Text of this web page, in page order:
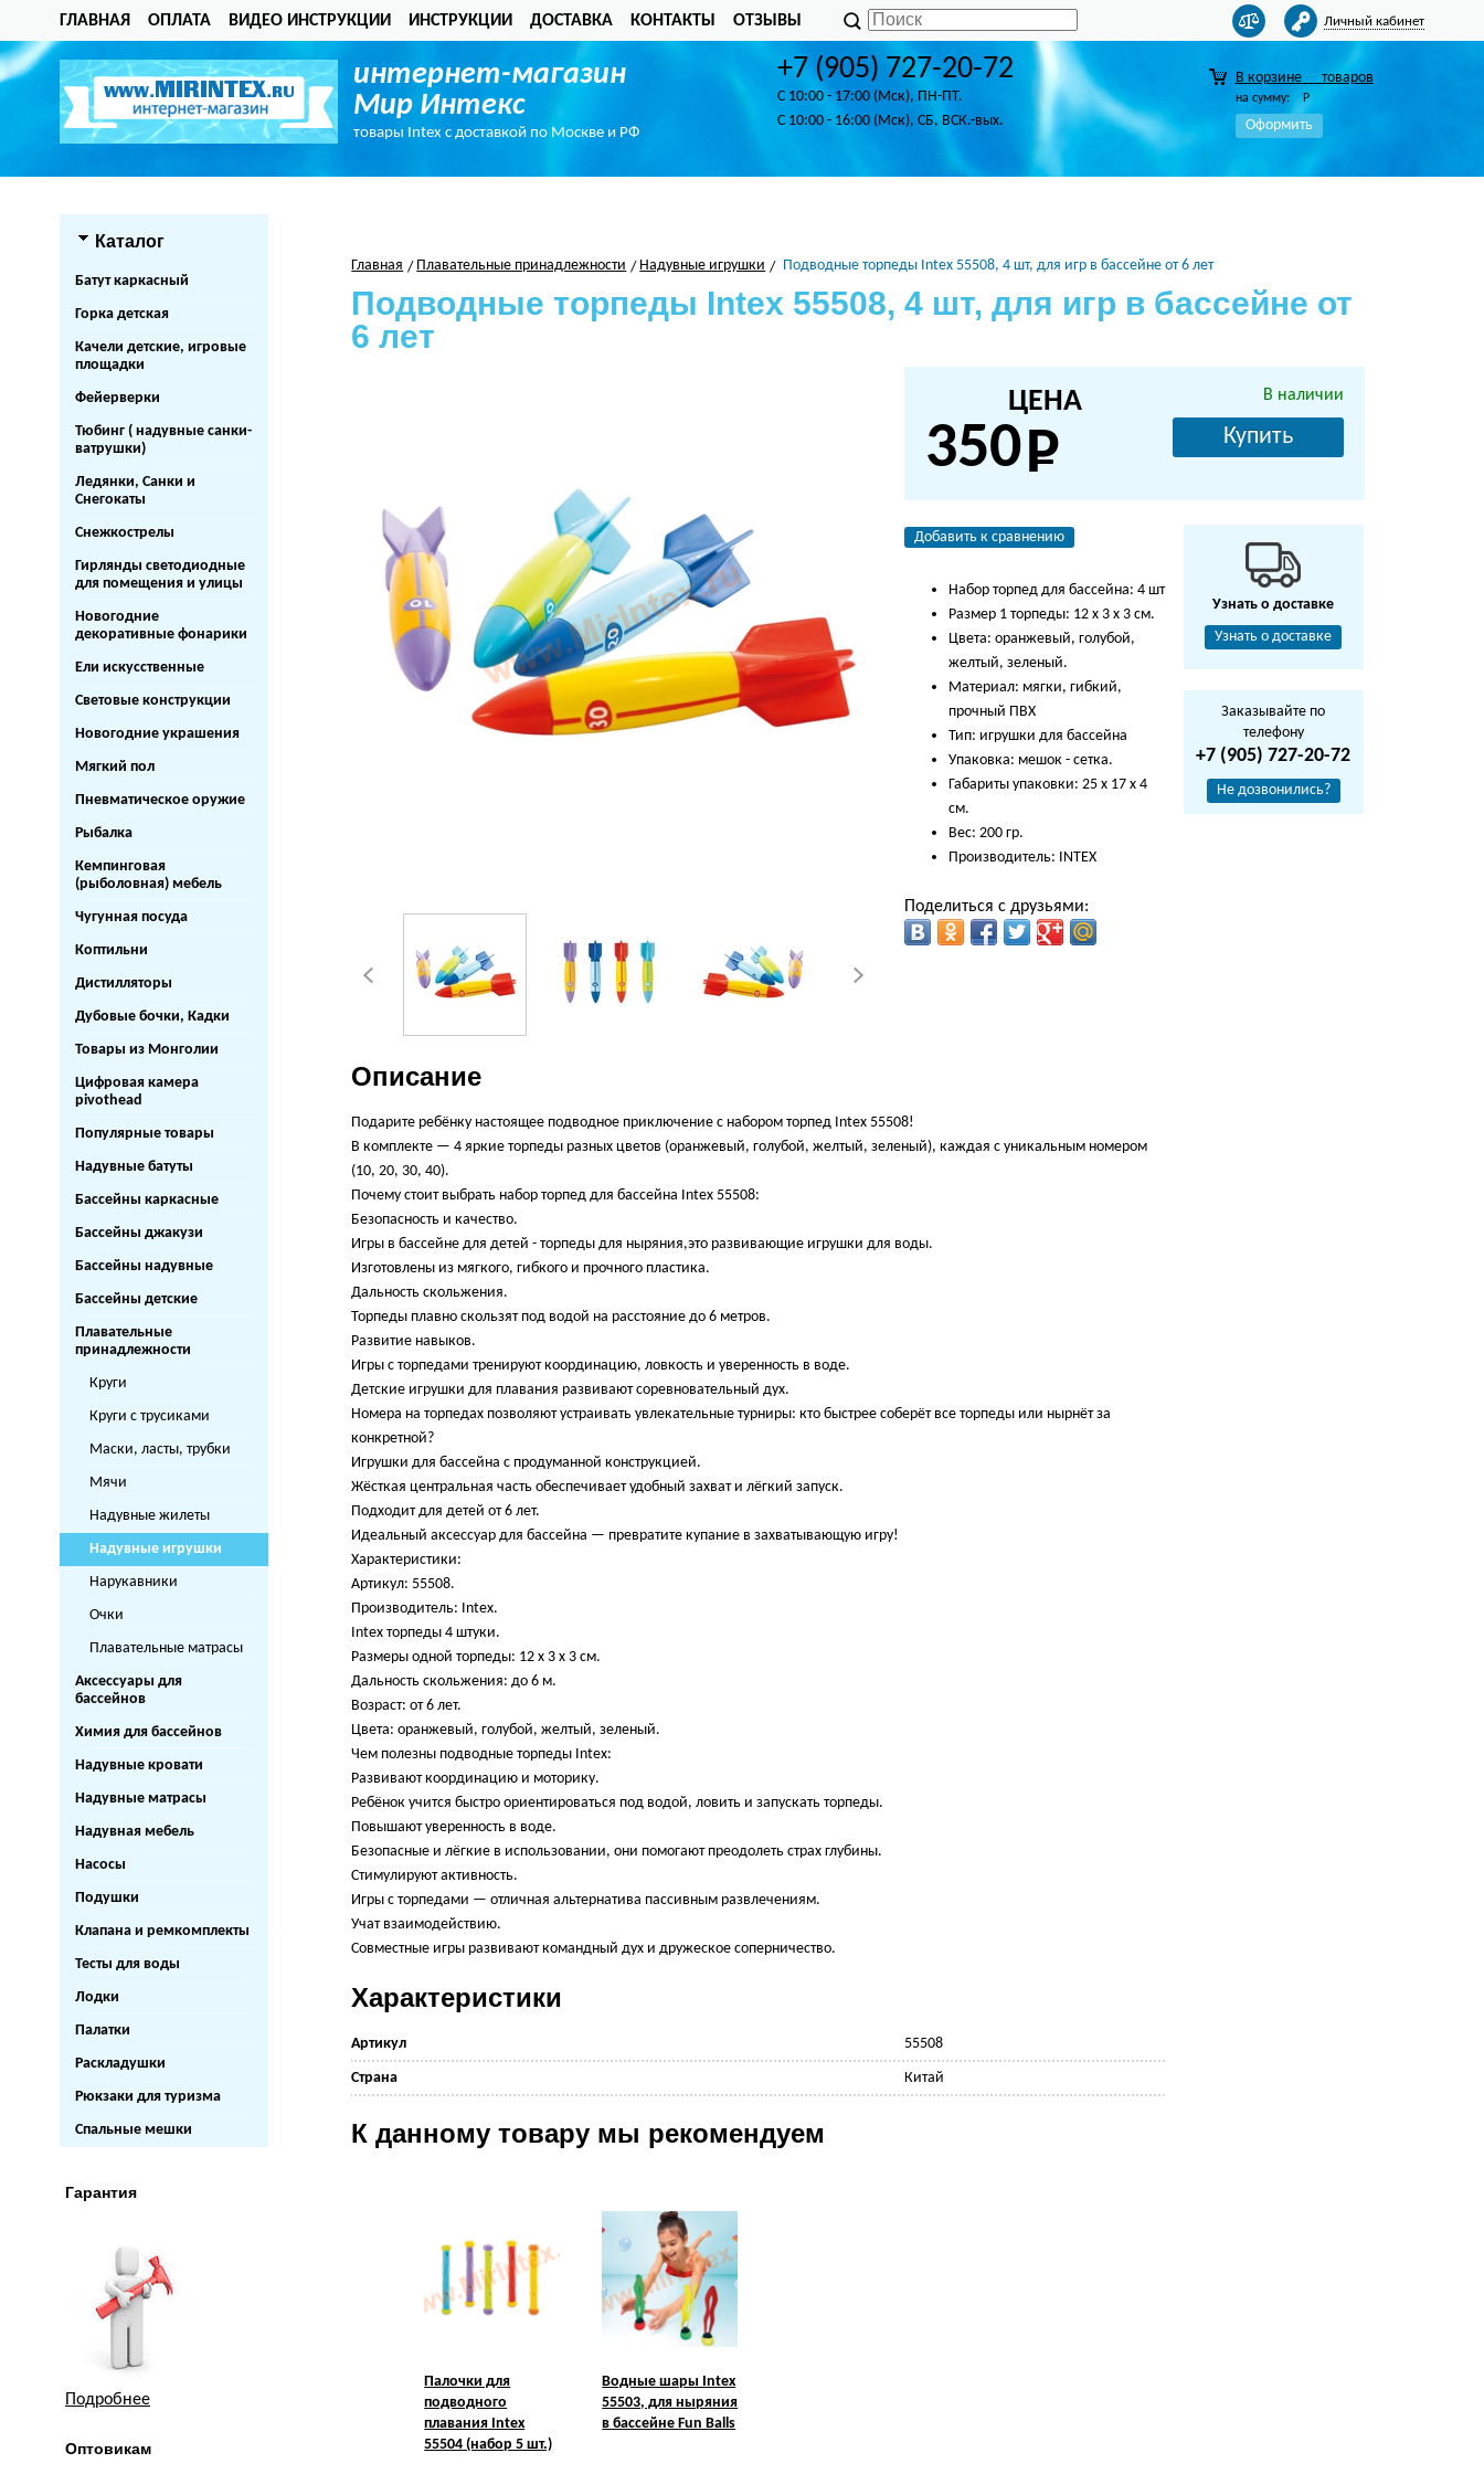
ГЛАВНАЯ ОПЛАТА ВИДЕО ИНСТРУКЦИИ ИНСТРУКЦИИ ДОСТАВКА КОНТАКТЫ ОТЗЫВЫ Личный кабинет
интернет-магазин
Мир Интекс
товары Intex с доставкой по Москве и РФ
+7 (905) 727-20-72
C 10:00 - 17:00 (Мск), ПН-ПТ.
C 10:00 - 16:00 (Мск), СБ, ВСК.-вых.
В корзине товаров
на сумму: Р
Оформить
Каталог
Батут каркасный
Горка детская
Качели детские, игровые
площадки
Фейерверки
Тюбинг ( надувные санки-
ватрушки)
Ледянки, Санки и
Снегокаты
Снежкострелы
Гирлянды светодиодные
для помещения и улицы
Новогодние
декоративные фонарики
Ели искусственные
Световые конструкции
Новогодние украшения
Мягкий пол
Пневматическое оружие
Рыбалка
Кемпинговая
(рыболовная) мебель
Чугунная посуда
Коптильни
Дистилляторы
Дубовые бочки, Кадки
Товары из Монголии
Цифровая камера
pivothead
Популярные товары
Надувные батуты
Бассейны каркасные
Бассейны джакузи
Бассейны надувные
Бассейны детские
Плавательные
принадлежности
Круги
Круги с трусиками
Маски, ласты, трубки
Мячи
Надувные жилеты
Надувные игрушки
Нарукавники
Очки
Плавательные матрасы
Аксессуары для
бассейнов
Химия для бассейнов
Надувные кровати
Надувные матрасы
Надувная мебель
Насосы
Подушки
Клапана и ремкомплекты
Тесты для воды
Лодки
Палатки
Раскладушки
Рюкзаки для туризма
Спальные мешки
Гарантия
Подробнее
Оптовикам
Главная Плавательные принадлежности Надувные игрушки Подводные торпеды Intex 55508, 4 шт, для игр в бассейне от 6 лет
Подводные торпеды Intex 55508, 4 шт, для игр в бассейне от
6 лет
В наличии
ЦЕНА
350 Купить
Добавить к сравнению
Набор торпед для бассейна: 4 шт
Размер 1 торпеды: 12 х 3 х 3 см.
Цвета: оранжевый, голубой,
желтый, зеленый.
Материал: мягки, гибкий,
прочный ПВХ
Тип: игрушки для бассейна
Упаковка: мешок - сетка.
Габариты упаковки: 25 х 17 х 4
см.
Вес: 200 гр.
Производитель: INTEX
Поделиться с друзьями:
Описание
Подарите ребёнку настоящее подводное приключение с набором торпед Intex 55508!
В комплекте — 4 яркие торпеды разных цветов (оранжевый, голубой, желтый, зеленый), каждая с уникальным номером
(10, 20, 30, 40).
Почему стоит выбрать набор торпед для бассейна Intex 55508:
Безопасность и качество.
Игры в бассейне для детей - торпеды для ныряния,это развивающие игрушки для воды.
Изготовлены из мягкого, гибкого и прочного пластика.
Дальность скольжения.
Торпеды плавно скользят под водой на расстояние до 6 метров.
Развитие навыков.
Игры с торпедами тренируют координацию, ловкость и уверенность в воде.
Детские игрушки для плавания развивают соревновательный дух.
Номера на торпедах позволяют устраивать увлекательные турниры: кто быстрее соберёт все торпеды или нырнёт за
конкретной?
Игрушки для бассейна с продуманной конструкцией.
Жёсткая центральная часть обеспечивает удобный захват и лёгкий запуск.
Подходит для детей от 6 лет.
Идеальный аксессуар для бассейна — превратите купание в захватывающую игру!
Характеристики:
Артикул: 55508.
Производитель: Intex.
Intex торпеды 4 штуки.
Размеры одной торпеды: 12 х 3 х 3 см.
Дальность скольжения: до 6 м.
Возраст: от 6 лет.
Цвета: оранжевый, голубой, желтый, зеленый.
Чем полезны подводные торпеды Intex:
Развивают координацию и моторику.
Ребёнок учится быстро ориентироваться под водой, ловить и запускать торпеды.
Повышают уверенность в воде.
Безопасные и лёгкие в использовании, они помогают преодолеть страх глубины.
Стимулируют активность.
Игры с торпедами — отличная альтернатива пассивным развлечениям.
Учат взаимодействию.
Совместные игры развивают командный дух и дружеское соперничество.
Характеристики
Артикул 55508
Страна Китай
К данному товару мы рекомендуем
Палочки для
подводного
плавания Intex
55504 (набор 5 шт.)
Водные шары Intex
55503, для ныряния
в бассейне Fun Balls
Узнать о доставке
Узнать о доставке
Заказывайте по
телефону
+7 (905) 727-20-72
Не дозвонились?